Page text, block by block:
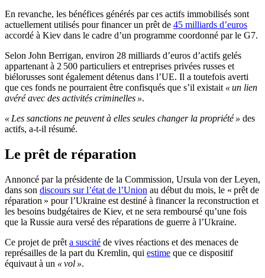
En revanche, les bénéfices générés par ces actifs immobilisés sont
actuellement utilisés pour financer un prêt de 45 milliards d’euros
accordé à Kiev dans le cadre d’un programme coordonné par le G7.
Selon John Berrigan, environ 28 milliards d’euros d’actifs gelés
appartenant à 2 500 particuliers et entreprises privées russes et
biélorusses sont également détenus dans l’UE. Il a toutefois averti
que ces fonds ne pourraient être confisqués que s’il existait « un lien
avéré avec des activités criminelles ».
« Les sanctions ne peuvent à elles seules changer la propriété » des
actifs, a-t-il résumé.
Le prêt de réparation
Annoncé par la présidente de la Commission, Ursula von der Leyen,
dans son discours sur l’état de l’Union au début du mois, le « prêt de
réparation » pour l’Ukraine est destiné à financer la reconstruction et
les besoins budgétaires de Kiev, et ne sera remboursé qu’une fois
que la Russie aura versé des réparations de guerre à l’Ukraine.
Ce projet de prêt a suscité de vives réactions et des menaces de
représailles de la part du Kremlin, qui estime que ce dispositif
équivaut à un « vol ».